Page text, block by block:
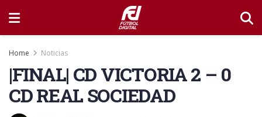
Home Noticias
|FINAL| CD VICTORIA 2 – 0
CD REAL SOCIEDAD